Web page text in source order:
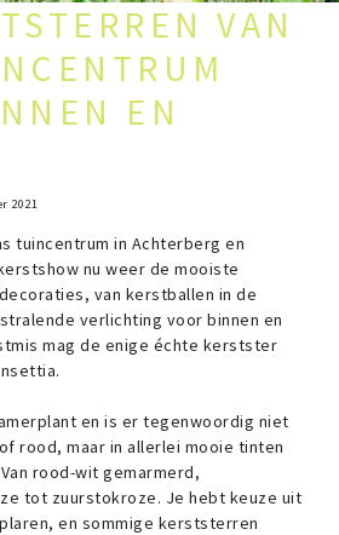
VAN
EN
2021
tuincentrum in Achterberg en
nu weer de mooiste
van kerstballen in de
verlichting voor binnen en
mag de enige échte kerstster
en is er tegenwoordig niet
rood, maar in allerlei mooie tinten
rood-wit gemarmerd,
tot zuurstokroze. Je hebt keuze uit
en sommige kerststerren